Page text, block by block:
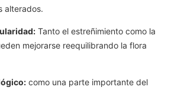
alterados.
Tanto el estreñimiento como la
mejorarse reequilibrando la flora
como una parte importante del